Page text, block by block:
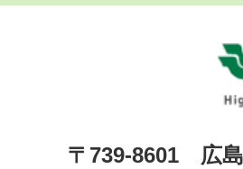
〒739-8601 広